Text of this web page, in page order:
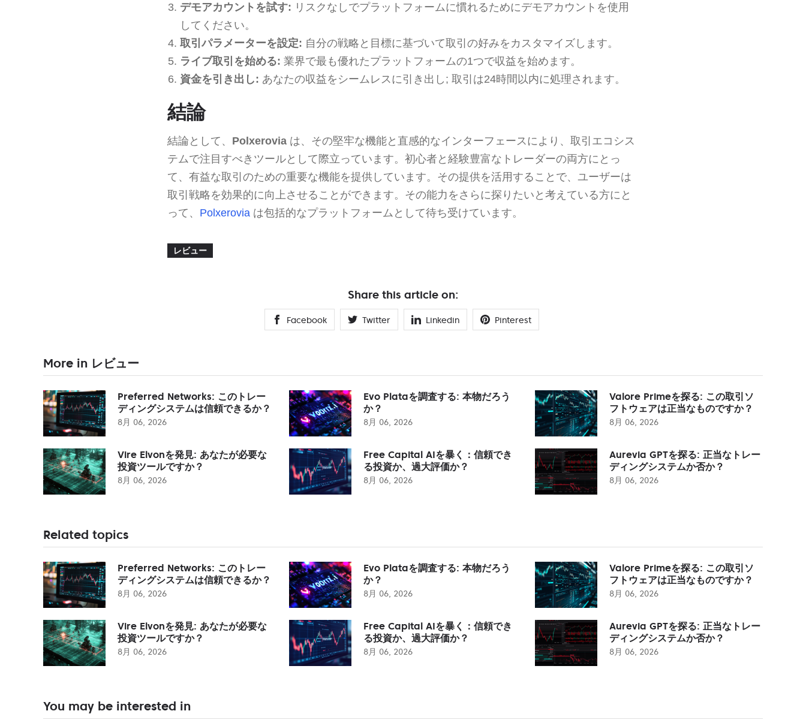
デモアカウントを試す: リスクなしでプラットフォームに慣れるためにデモアカウントを使用
してください。
取引パラメーターを設定: 自分の戦略と目標に基づいて取引の好みをカスタマイズします。
ライブ取引を始める: 業界で最も優れたプラットフォームの1つで収益を始めます。
資金を引き出し: あなたの収益をシームレスに引き出し; 取引は24時間以内に処理されます。
結論
結論として、 Polxerovia は、その堅牢な機能と直感的なインターフェースにより、取引エコシス
テムで注目すべきツールとして際立っています。初心者と経験豊富なトレーダーの両方にとっ
て、有益な取引のための重要な機能を提供しています。その提供を活用することで、ユーザーは
取引戦略を効果的に向上させることができます。その能力をさらに探りたいと考えている方にと
って、 Polxerovia は包括的なプラットフォームとして待ち受けています。
レビュー
Share this article on:
Facebook Twitter Linkedin Pinterest
More in レビュー
Preferred Networks: このトレー
ディングシステムは信頼できるか？
8月 06, 2026
Evo Plataを調査する: 本物だろう
か？
8月 06, 2026
Valore Primeを探る: この取引ソ
フトウェアは正当なものですか？
8月 06, 2026
Vire Elvonを発見: あなたが必要な
投資ツールですか？
8月 06, 2026
Free Capital AIを暴く：信頼でき
る投資か、過大評価か？
8月 06, 2026
Aurevia GPTを探る: 正当なトレー
ディングシステムか否か？
8月 06, 2026
Related topics
Preferred Networks: このトレー
ディングシステムは信頼できるか？
8月 06, 2026
Evo Plataを調査する: 本物だろう
か？
8月 06, 2026
Valore Primeを探る: この取引ソ
フトウェアは正当なものですか？
8月 06, 2026
Vire Elvonを発見: あなたが必要な
投資ツールですか？
8月 06, 2026
Free Capital AIを暴く：信頼でき
る投資か、過大評価か？
8月 06, 2026
Aurevia GPTを探る: 正当なトレー
ディングシステムか否か？
8月 06, 2026
You may be interested in